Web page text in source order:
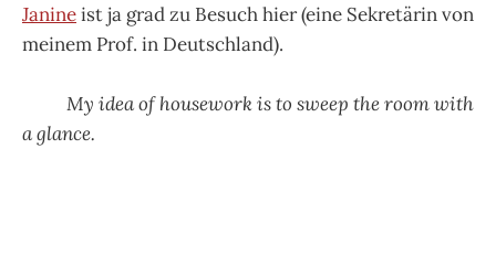
Janineist ja grad zu Besuch hier (eine Sekretärin von
meinem Prof. in Deutschland).
My idea of housework is to sweep the room with
a glance.